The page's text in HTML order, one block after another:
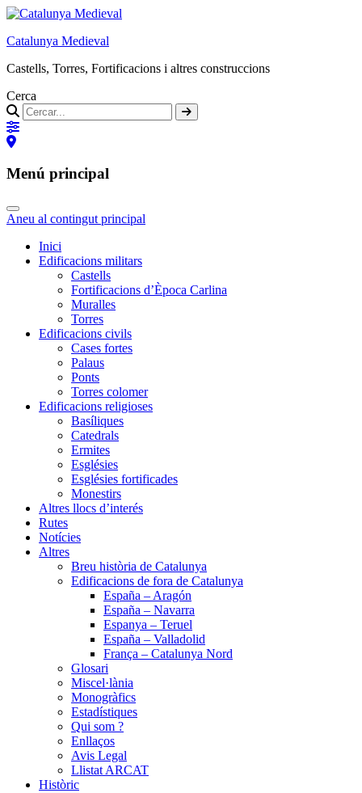
Catalunya Medieval
Castells, Torres, Fortificacions i altres construccions
Cerca
Menú principal
Aneu al contingut principal
Inici
Edificacions militars
Castells
Fortificacions d’Època Carlina
Muralles
Torres
Edificacions civils
Cases fortes
Palaus
Ponts
Torres colomer
Edificacions religioses
Basíliques
Catedrals
Ermites
Esglésies
Esglésies fortificades
Monestirs
Altres llocs d’interés
Rutes
Notícies
Altres
Breu història de Catalunya
Edificacions de fora de Catalunya
España – Aragón
España – Navarra
Espanya – Teruel
España – Valladolid
França – Catalunya Nord
Glosari
Miscel·lània
Monogràfics
Estadístiques
Qui som ?
Enllaços
Avis Legal
Llistat ARCAT
Històric